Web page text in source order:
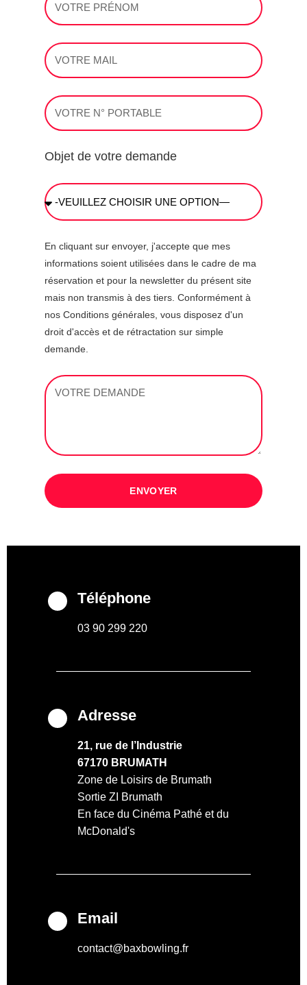
Téléphone
03 90 299 220
Adresse
21, rue de l’Industrie
67170 BRUMATH
Zone de Loisirs de Brumath
Sortie ZI Brumath
En face du Cinéma Pathé et du
McDonald's
Email
contact@baxbowling.fr
Objet de votre demande
En cliquant sur envoyer, j'accepte que mes
informations soient utilisées dans le cadre de ma
réservation et pour la newsletter du présent site
mais non transmis à des tiers. Conformément à
nos Conditions générales, vous disposez d'un
droit d'accès et de rétractation sur simple
demande.
ENVOYER